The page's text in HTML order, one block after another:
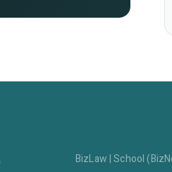
BizLaw | School